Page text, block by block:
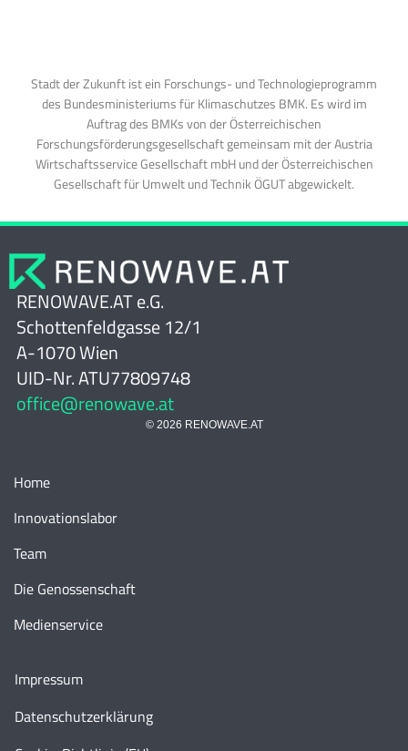
Stadt der Zukunft ist ein Forschungs- und Technologieprogramm
des Bundesministeriums für Klimaschutzes BMK. Es wird im
Auftrag des BMKs von der Österreichischen
Forschungsförderungsgesellschaft gemeinsam mit der Austria
Wirtschaftsservice Gesellschaft mbH und der Österreichischen
Gesellschaft für Umwelt und Technik ÖGUT abgewickelt.
RENOWAVE.AT e.G.
Schottenfeldgasse 12/1
A-1070 Wien
UID-Nr. ATU77809748
office@renowave.at
© 2026 RENOWAVE.AT
Home
Innovationslabor
Team
Die Genossenschaft
Medienservice
Impressum
Datenschutzerklärung